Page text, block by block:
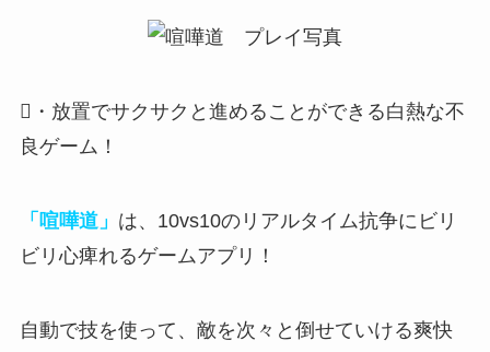
・放置でサクサクと進めることができる白熱な不
良ゲーム！
「喧嘩道」 は、10vs10のリアルタイム抗争にビリ
ビリ心痺れるゲームアプリ！
自動で技を使って 、 敵を次々と倒せていける爽快